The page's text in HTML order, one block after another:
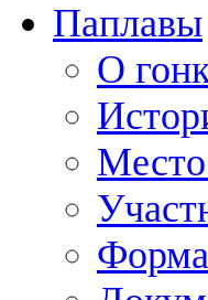
Паплавы
О